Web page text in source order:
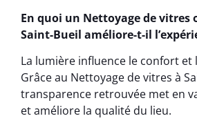
En quoi un Nettoyage de vitres
Saint-Bueil améliore-t-il
La lumière influence le confort et
Grâce au Nettoyage de vitres à
transparence retrouvée met en
et améliore la qualité du lieu.